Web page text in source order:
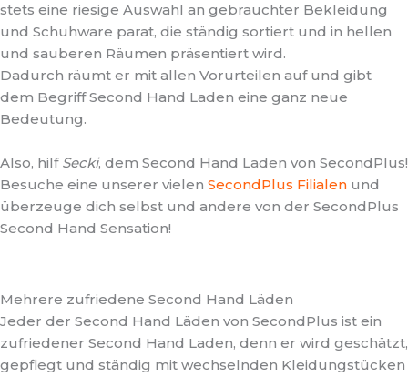
stets eine riesige Auswahl an gebrauchter Bekleidung
und Schuhware parat, die ständig sortiert und in hellen
und sauberen Räumen präsentiert wird.
Dadurch räumt er mit allen Vorurteilen auf und gibt
dem Begriff Second Hand Laden eine ganz neue
Bedeutung.
Also, hilf Secki, dem Second Hand Laden von SecondPlus!
Besuche eine unserer vielen SecondPlus Filialen und
überzeuge dich selbst und andere von der SecondPlus
Second Hand Sensation!
Mehrere zufriedene Second Hand Läden
Jeder der Second Hand Läden von SecondPlus ist ein
zufriedener Second Hand Laden, denn er wird geschätzt,
gepflegt und ständig mit wechselnden Kleidungstücken